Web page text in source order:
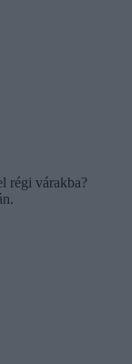
régi várakba?